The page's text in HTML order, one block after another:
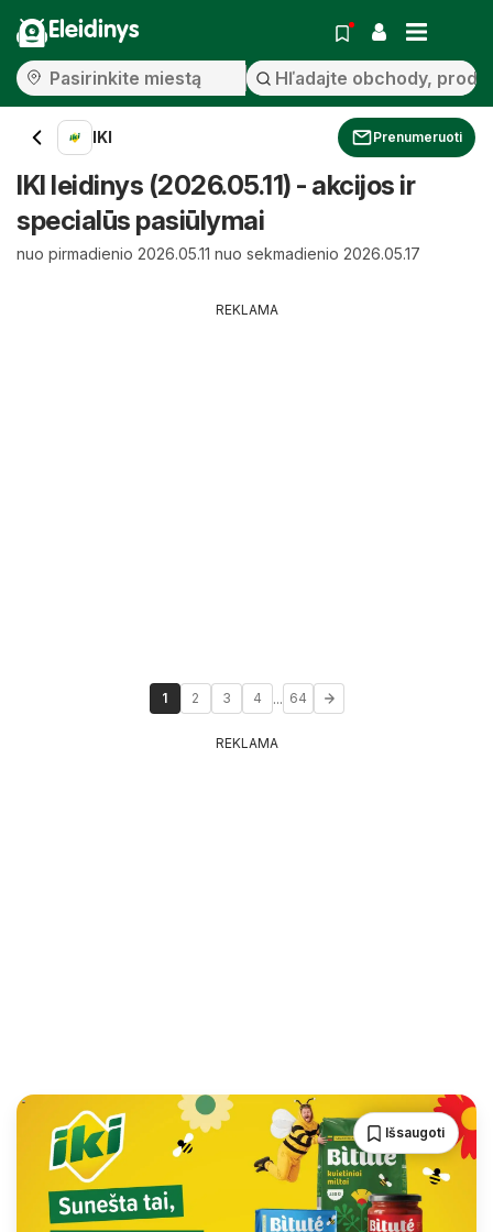
Eleidinys
IKI Prenumeruoti
IKI leidinys (2026.05.11) - akcijos ir
specialūs pasiūlymai
nuo pirmadienio 2026.05.11 nuo sekmadienio 2026.05.17
REKLAMA
1 2 3 4 ... 64
REKLAMA
Išsaugoti